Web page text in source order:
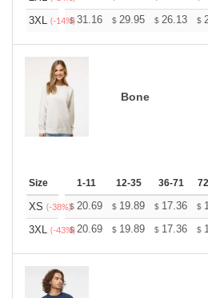
3XL (-14%)
$31.16 $ 29.95 $ 26.13 $
Bone
Size 1-11 12-35 36-71
XS (-38%)$ 20.69 $ 19.89 $ 17.36 $
3XL (-43%)
$20.69 $ 19.89 $ 17.36 $